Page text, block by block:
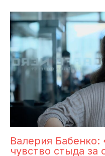
Валерия Бабенко:
чувство стыда за